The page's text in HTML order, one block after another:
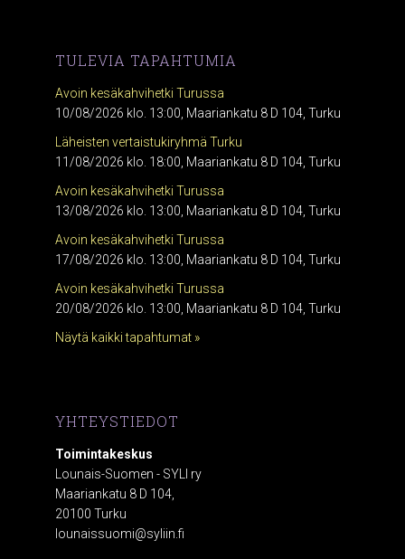
TULEVIA TAPAHTUMIA
Avoin kesäkahvihetki Turussa
10/08/2026 klo. 13:00, Maariankatu 8 D 104, Turku
Läheisten vertaistukiryhmä Turku
11/08/2026 klo. 18:00, Maariankatu 8 D 104, Turku
Avoin kesäkahvihetki Turussa
13/08/2026 klo. 13:00, Maariankatu 8 D 104, Turku
Avoin kesäkahvihetki Turussa
17/08/2026 klo. 13:00, Maariankatu 8 D 104, Turku
Avoin kesäkahvihetki Turussa
20/08/2026 klo. 13:00, Maariankatu 8 D 104, Turku
Näytä kaikki tapahtumat »
YHTEYSTIEDOT
Toimintakeskus
Lounais-Suomen - SYLI ry
Maariankatu 8 D 104,
20100 Turku
lounaissuomi@syliin.fi